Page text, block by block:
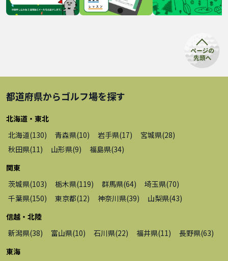
都道府県からゴルフ場を探す
北海道・東北
北海道(130) 青森県(10) 岩手県(17) 宮城県(28)
秋田県(11 ) 山形県(9) 福島県(34)
関東
茨城県(103) 栃木県(119) 群馬県(64) 埼玉県(70)
千葉県(150) 東京都(12) 神奈川県(39) 山梨県(43)
信越・北陸
新潟県(38) 富山県(10) 石川県(22) 福井県(11 ) 長野県(63)
東海